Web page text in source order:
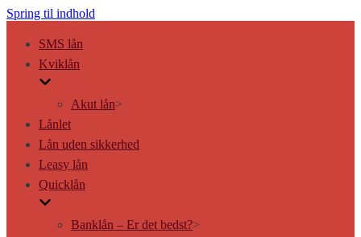
Spring til indhold
SMS lån
Kviklån
Akut lån>
Lånlet
Lån uden sikkerhed
Leasy lån
Quicklån
Banklån – Er det bedst?>